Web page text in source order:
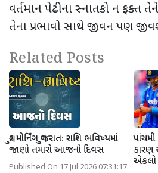
વર્તમાન પેઢીના સ્નાતકો ન ફક્ત
તેના પ્રભાવો સાથે જીવન પણ
Related Posts
ગુડ મોર્નિંગ ગુજરાતઃ રાશિ ભવિષ્યમાં
જાણો તમારો આજનો દિવસ
Published On 17 Jul 2026 07:31:17
કારણ